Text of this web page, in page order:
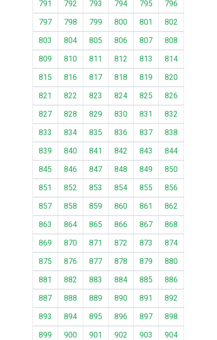
791
792 793 794 795
796
797
798 799 800 801
802
803
804 805 806 807
808
809
810 811 812 813
814
815
816 817 818 819
820
821
822 823 824 825
826
827
828 829 830 831
832
833
834 835 836 837
838
839
840 841 842 843
844
845
846 847 848 849
850
851
852 853 854 855
856
857
858 859 860 861
862
863
864 865 866 867
868
869
870 871 872 873
874
875
876 877 878 879
880
881
882 883 884 885
886
887
888 889 890 891
892
893
894 895 896 897
898
899
900 901 902 903
904